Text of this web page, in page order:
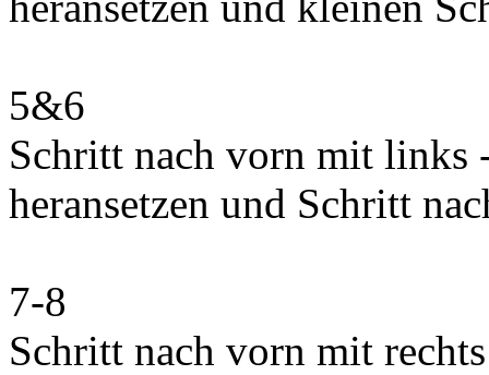
5&6
Schritt nach vorn mit links
heransetzen und Schritt
7-8
Schritt nach vorn mit